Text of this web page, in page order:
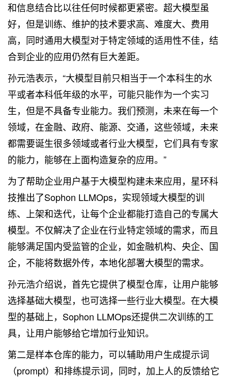
和信息结合比以往任何时候都更紧密。超大模型虽
好，但是训练、维护的技术要求高、难度大、费用
高，同时通用大模型对于特定领域的适用性不佳，结
合到企业的应用仍然有巨大差距。
孙元浩表示，“大模型目前只相当于一个本科生的水
平或者本科低年级的水平，可能只能作为一个实习
生，但是不具备专业能力。我们预测，未来在每一个
领域，在金融、政府、能源、交通，这些领域，未来
都需要诞生很多领域或者行业大模型，它们具有专家
的能力，能够在上面构造复杂的应用。”
为了帮助企业用户基于大模型构建未来应用，星环科
技推出了Sophon LLMOps，实现领域大模型的训
练、上架和迭代，让每个企业都能打造自己的专属大
模型。不仅解决了企业在行业特定领域的需求，而且
能够满足国内受监管的企业，如金融机构、央企、国
企，不能将数据外传，本地化部署大模型的需求。
孙元浩介绍说，首先它提供了模型仓库，让用户能够
选择基础大模型，也可选择一些行业大模型。在大模
型的基础上，Sophon LLMOps还提供二次训练的工
具，让用户能够给它增加行业知识。
第二是样本仓库的能力，可以辅助用户生成提示词
（prompt）和排练提示词，同时，加上人的反馈给它